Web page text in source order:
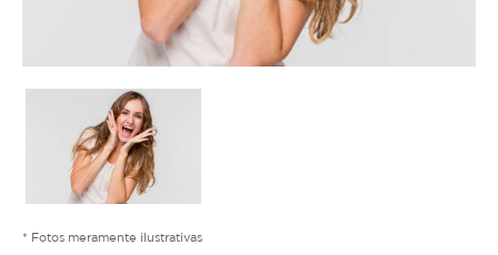
* Fotos meramente ilustrativas